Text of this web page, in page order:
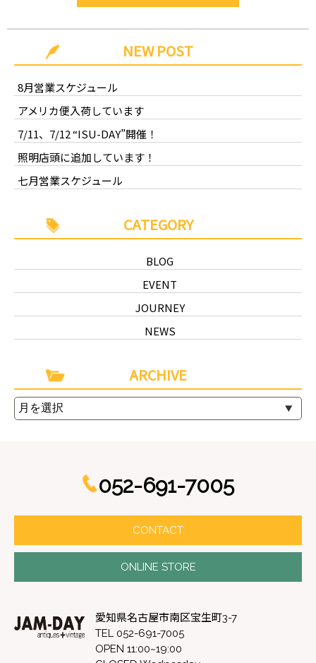
NEW POST
8月営業スケジュール
アメリカ便入荷しています
7/11、7/12 “ISU-DAY”開催！
照明店頭に追加しています！
七月営業スケジュール
CATEGORY
BLOG
EVENT
JOURNEY
NEWS
ARCHIVE
052-691-7005
CONTACT
ONLINE STORE
愛知県名古屋市南区宝生町3-7
TEL 052-691-7005
OPEN 11:00~19:00